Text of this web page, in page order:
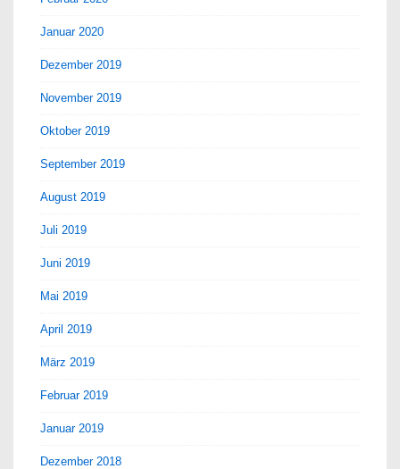
Januar 2020
Dezember 2019
November 2019
Oktober 2019
September 2019
August 2019
Juli 2019
Juni 2019
Mai 2019
April 2019
März 2019
Februar 2019
Januar 2019
Dezember 2018